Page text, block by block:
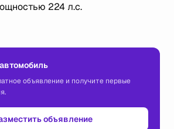
224 л.с.
объявление и получите первые
объявление